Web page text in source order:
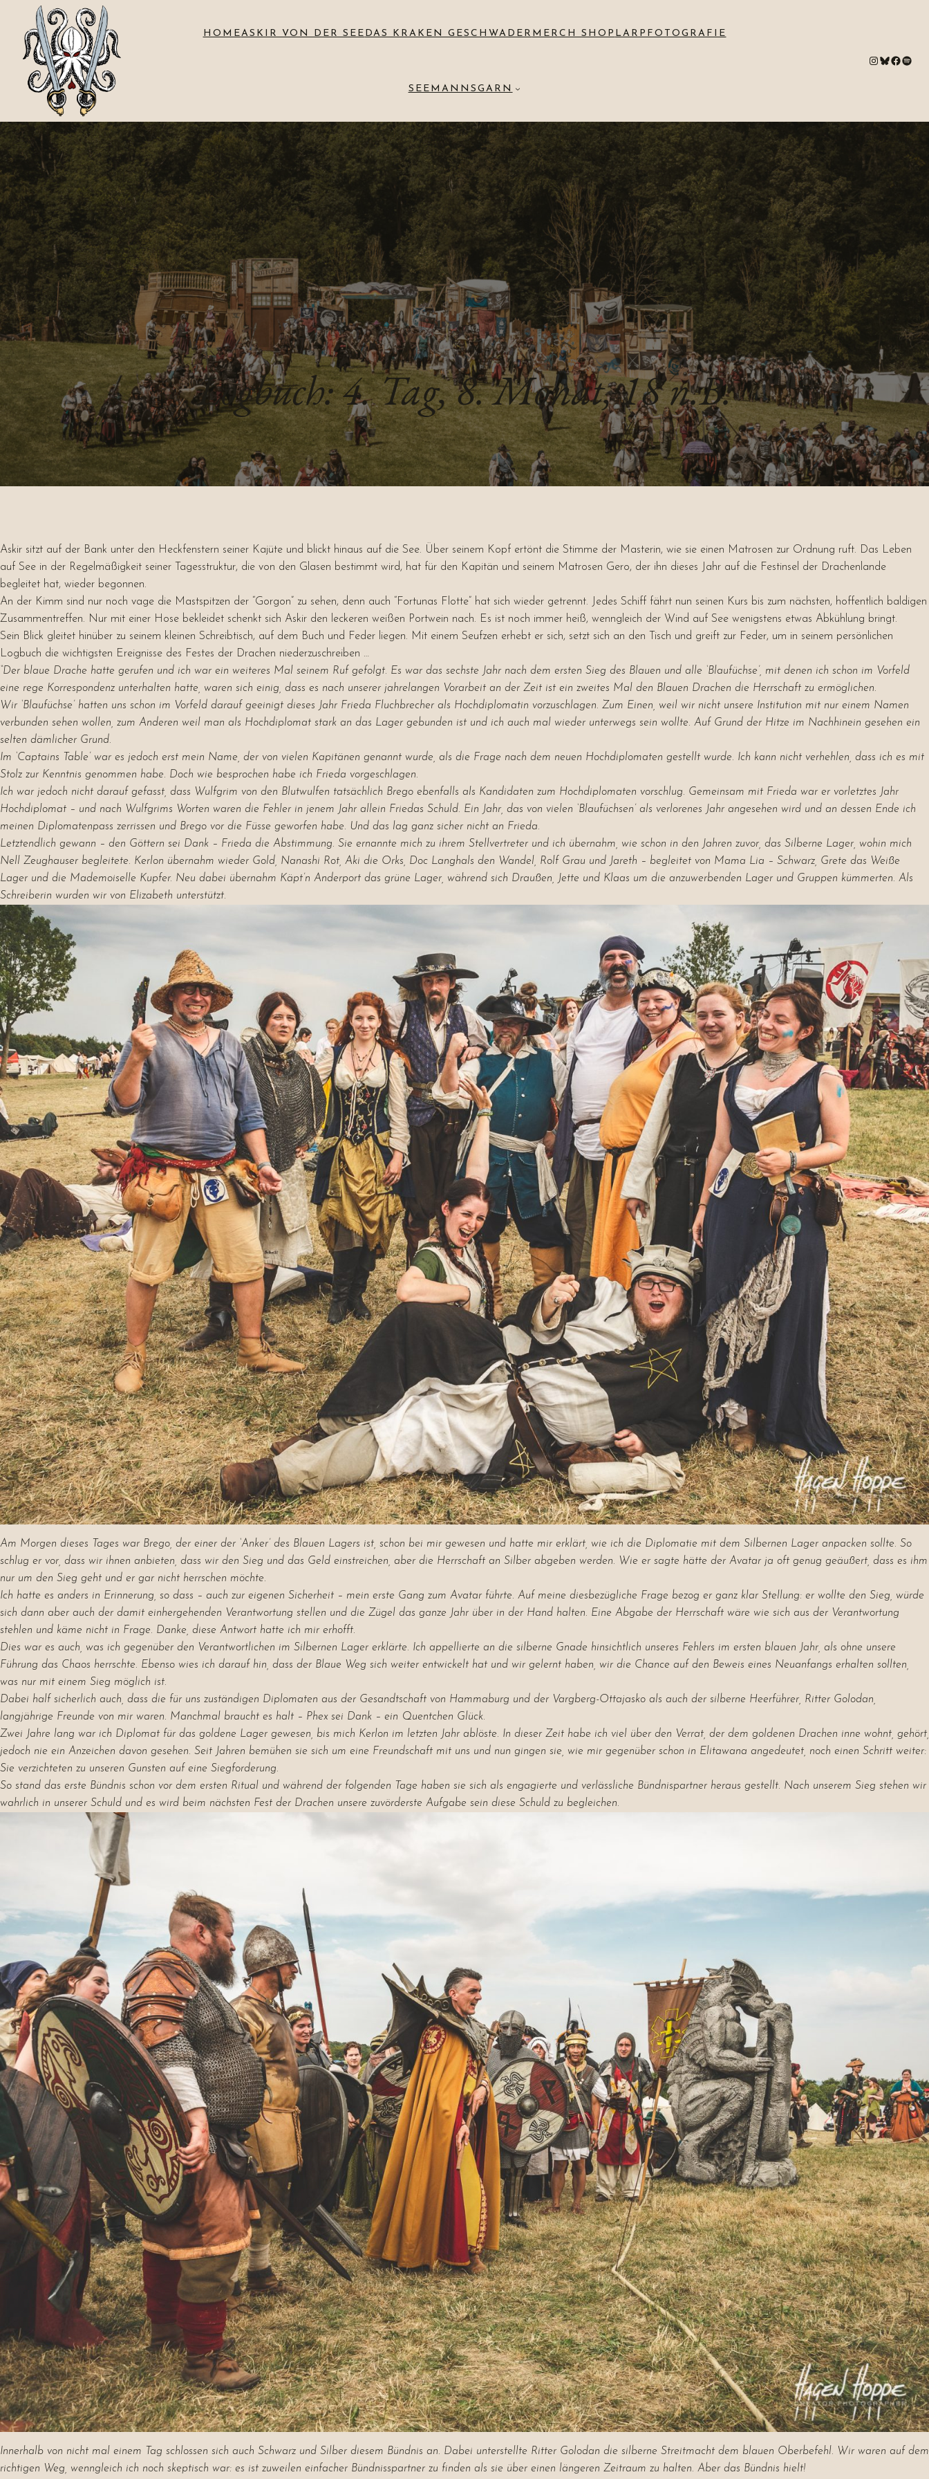
HOMEASKIR VON DER SEE DAS KRAKEN GESCHWADER MERCH SHOP LARPFOTOGRAFIE
SEEMANNSGARN
# Bluesky # Spotify
Logbuch: 4. Tag, 8. Monat, 18 n.B.
Askir sitzt auf der Bank unter den Heckfenstern seiner Kajüte und blickt hinaus auf die See. Über seinem Kopf ertönt die Stimme der Masterin, wie sie einen Matrosen zur Ordnung ruft. Das Leben
auf See in der Regelmäßigkeit seiner Tagesstruktur, die von den Glasen bestimmt wird, hat für den Kapitän und seinem Matrosen Gero, der ihn dieses Jahr auf die Festinsel der Drachenlande
begleitet hat, wieder begonnen.
An der Kimm sind nur noch vage die Mastspitzen der “Gorgon” zu sehen, denn auch “Fortunas Flotte” hat sich wieder getrennt. Jedes Schiff fährt nun seinen Kurs bis zum nächsten, hoffentlich baldigen
Zusammentreffen. Nur mit einer Hose bekleidet schenkt sich Askir den leckeren weißen Portwein nach. Es ist noch immer heiß, wenngleich der Wind auf See wenigstens etwas Abkühlung bringt.
Sein Blick gleitet hinüber zu seinem kleinen Schreibtisch, auf dem Buch und Feder liegen. Mit einem Seufzen erhebt er sich, setzt sich an den Tisch und greift zur Feder, um in seinem persönlichen
Logbuch die wichtigsten Ereignisse des Festes der Drachen niederzuschreiben …
“Der blaue Drache hatte gerufen und ich war ein weiteres Mal seinem Ruf gefolgt. Es war das sechste Jahr nach dem ersten Sieg des Blauen und alle ‘Blaufüchse’, mit denen ich schon im Vorfeld
eine rege Korrespondenz unterhalten hatte, waren sich einig, dass es nach unserer jahrelangen Vorarbeit an der Zeit ist ein zweites Mal den Blauen Drachen die Herrschaft zu ermöglichen.
Wir ‘Blaufüchse’ hatten uns schon im Vorfeld darauf geeinigt dieses Jahr Frieda Fluchbrecher als Hochdiplomatin vorzuschlagen. Zum Einen, weil wir nicht unsere Institution mit nur einem Namen
verbunden sehen wollen, zum Anderen weil man als Hochdiplomat stark an das Lager gebunden ist und ich auch mal wieder unterwegs sein wollte. Auf Grund der Hitze im Nachhinein gesehen ein
selten dämlicher Grund.
Im ‘Captains Table’ war es jedoch erst mein Name, der von vielen Kapitänen genannt wurde, als die Frage nach dem neuen Hochdiplomaten gestellt wurde. Ich kann nicht verhehlen, dass ich es mit
Stolz zur Kenntnis genommen habe. Doch wie besprochen habe ich Frieda vorgeschlagen.
Ich war jedoch nicht darauf gefasst, dass Wulfgrim von den Blutwulfen tatsächlich Brego ebenfalls als Kandidaten zum Hochdiplomaten vorschlug. Gemeinsam mit Frieda war er vorletztes Jahr
Hochdiplomat – und nach Wulfgrims Worten waren die Fehler in jenem Jahr allein Friedas Schuld. Ein Jahr, das von vielen ‘Blaufüchsen’ als verlorenes Jahr angesehen wird und an dessen Ende ich
meinen Diplomatenpass zerrissen und Brego vor die Füsse geworfen habe. Und das lag ganz sicher nicht an Frieda.
Letztendlich gewann – den Göttern sei Dank – Frieda die Abstimmung. Sie ernannte mich zu ihrem Stellvertreter und ich übernahm, wie schon in den Jahren zuvor, das Silberne Lager, wohin mich
Nell Zeughauser begleitete. Kerlon übernahm wieder Gold, Nanashi Rot, Aki die Orks, Doc Langhals den Wandel, Rolf Grau und Jareth – begleitet von Mama Lia – Schwarz, Grete das Weiße
Lager und die Mademoiselle Kupfer. Neu dabei übernahm Käpt’n Anderport das grüne Lager, während sich Draußen, Jette und Klaas um die anzuwerbenden Lager und Gruppen kümmerten. Als
Schreiberin wurden wir von Elizabeth unterstützt.
Am Morgen dieses Tages war Brego, der einer der ‘Anker’ des Blauen Lagers ist, schon bei mir gewesen und hatte mir erklärt, wie ich die Diplomatie mit dem Silbernen Lager anpacken sollte. So
schlug er vor, dass wir ihnen anbieten, dass wir den Sieg und das Geld einstreichen, aber die Herrschaft an Silber abgeben werden. Wie er sagte hätte der Avatar ja oft genug geäußert, dass es ihm
nur um den Sieg geht und er gar nicht herrschen möchte.
Ich hatte es anders in Erinnerung, so dass – auch zur eigenen Sicherheit – mein erste Gang zum Avatar führte. Auf meine diesbezügliche Frage bezog er ganz klar Stellung: er wollte den Sieg, würde
sich dann aber auch der damit einhergehenden Verantwortung stellen und die Zügel das ganze Jahr über in der Hand halten. Eine Abgabe der Herrschaft wäre wie sich aus der Verantwortung
stehlen und käme nicht in Frage. Danke, diese Antwort hatte ich mir erhofft.
Dies war es auch, was ich gegenüber den Verantwortlichen im Silbernen Lager erklärte. Ich appellierte an die silberne Gnade hinsichtlich unseres Fehlers im ersten blauen Jahr, als ohne unsere
Führung das Chaos herrschte. Ebenso wies ich darauf hin, dass der Blaue Weg sich weiter entwickelt hat und wir gelernt haben, wir die Chance auf den Beweis eines Neuanfangs erhalten sollten,
was nur mit einem Sieg möglich ist.
Dabei half sicherlich auch, dass die für uns zuständigen Diplomaten aus der Gesandtschaft von Hammaburg und der Vargberg-Ottajasko als auch der silberne Heerführer, Ritter Golodan,
langjährige Freunde von mir waren. Manchmal braucht es halt – Phex sei Dank – ein Quentchen Glück.
Zwei Jahre lang war ich Diplomat für das goldene Lager gewesen, bis mich Kerlon im letzten Jahr ablöste. In dieser Zeit habe ich viel über den Verrat, der dem goldenen Drachen inne wohnt, gehört,
jedoch nie ein Anzeichen davon gesehen. Seit Jahren bemühen sie sich um eine Freundschaft mit uns und nun gingen sie, wie mir gegenüber schon in Elitawana angedeutet, noch einen Schritt weiter:
Sie verzichteten zu unseren Gunsten auf eine Siegforderung.
So stand das erste Bündnis schon vor dem ersten Ritual und während der folgenden Tage haben sie sich als engagierte und verlässliche Bündnispartner heraus gestellt. Nach unserem Sieg stehen wir
wahrlich in unserer Schuld und es wird beim nächsten Fest der Drachen unsere zuvörderste Aufgabe sein diese Schuld zu begleichen.
Innerhalb von nicht mal einem Tag schlossen sich auch Schwarz und Silber diesem Bündnis an. Dabei unterstellte Ritter Golodan die silberne Streitmacht dem blauen Oberbefehl. Wir waren auf dem
richtigen Weg, wenngleich ich noch skeptisch war: es ist zuweilen einfacher Bündnisspartner zu finden als sie über einen längeren Zeitraum zu halten. Aber das Bündnis hielt!